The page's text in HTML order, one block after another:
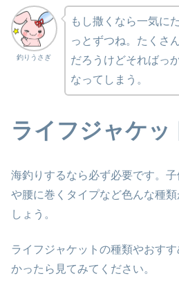
釣りうさぎ
もし撒くなら一気に
っとずつね。たくさ
だろうけどそればっ
なってしまう。
ライフジャケッ
海釣りするなら必ず必要です。
や腰に巻くタイプなど色んな種
しょう。
ライフジャケットの種類やおす
かったら見てみてください。